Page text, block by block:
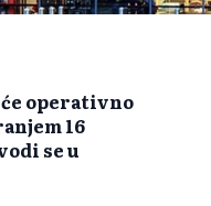
operativno
16
se u